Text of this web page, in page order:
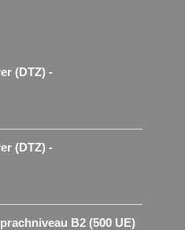
(DTZ) -
(DTZ) -
B2 (500 UE)